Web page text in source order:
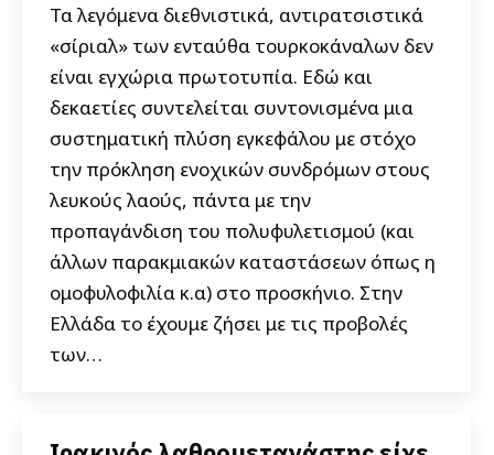
Τα λεγόμενα διεθνιστικά, αντιρατσιστικά
«σίριαλ» των ενταύθα τουρκοκάναλων δεν
είναι εγχώρια πρωτοτυπία. Εδώ και
δεκαετίες συντελείται συντονισμένα μια
συστηματική πλύση εγκεφάλου με στόχο
την πρόκληση ενοχικών συνδρόμων στους
λευκούς λαούς, πάντα με την
προπαγάνδιση του πολυφυλετισμού (και
άλλων παρακμιακών καταστάσεων όπως η
ομοφυλοφιλία κ.α) στο προσκήνιο. Στην
Ελλάδα το έχουμε ζήσει με τις προβολές
των…